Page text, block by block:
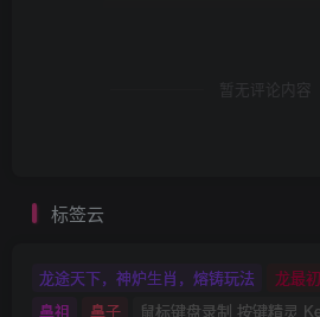
暂无评论内容
标签云
龙途天下，神炉生肖，熔铸玩法 龙最初
鼻祖
鼻子 鼠标键盘录制 按键精灵